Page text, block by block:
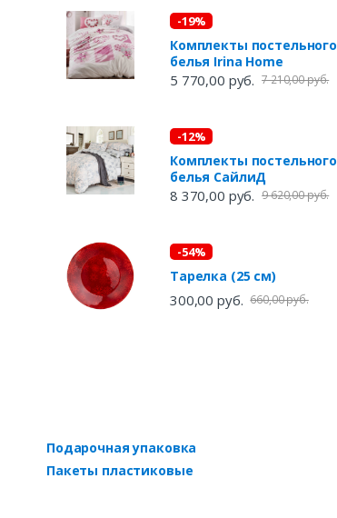
-19%
Комплекты постельного
белья Irina Home
5 770,00 руб. 7 210,00 руб.
-12%
Комплекты постельного
белья СайлиД
8 370,00 руб. 9 620,00 руб.
-54%
Тарелка (25 см)
300,00 руб. 660,00 руб.
Подарочная упаковка
Пакеты пластиковые